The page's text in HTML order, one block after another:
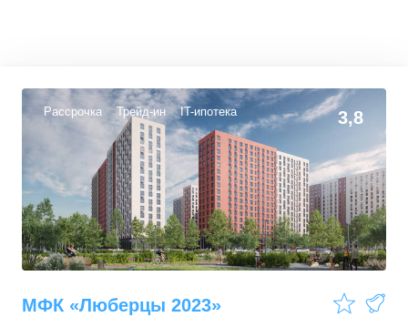
Рассрочка Трейд-ин IT-ипотека 3,8
МФК «Люберцы 2023»